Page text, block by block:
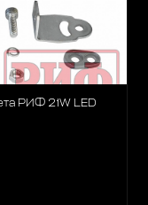
РИФ 21W LED